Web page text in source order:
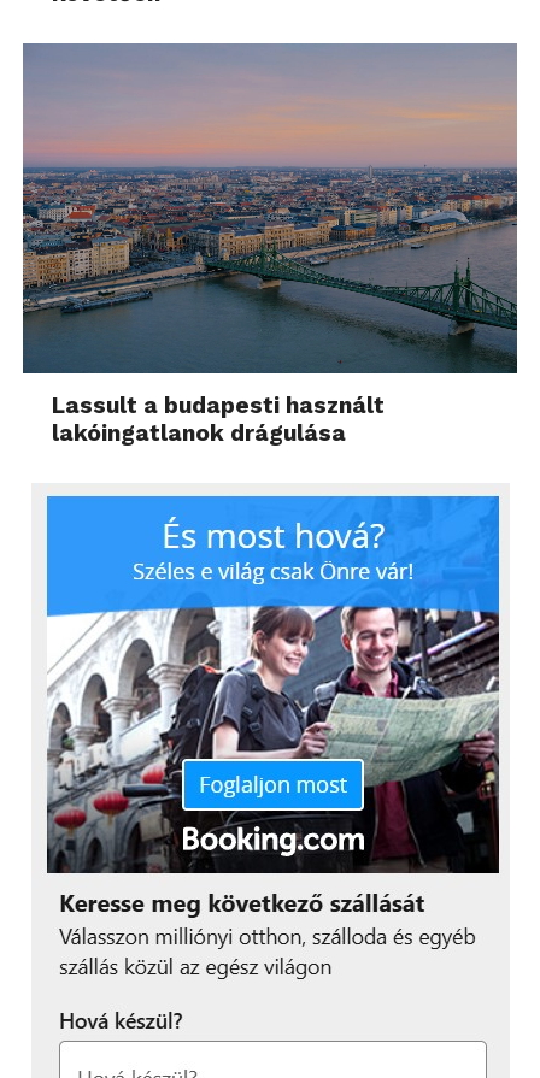
Lassult a budapesti használt
lakóingatlanok drágulása